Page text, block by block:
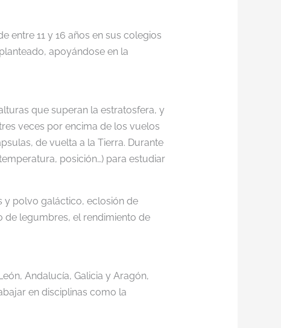
entre 11 y 16 años en sus colegios
apoyándose en la
que superan la estratosfera, y
veces por encima de los vuelos
de vuelta a la Tierra. Durante
posición…) para estudiar
y polvo galáctico, eclosión de
de legumbres, el rendimiento de
Andalucía, Galicia y Aragón,
en disciplinas como la